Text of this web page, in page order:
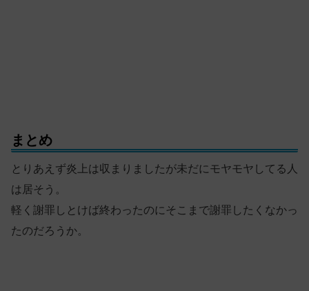
まとめ
とりあえず炎上は収まりましたが未だにモヤモヤしてる人
は居そう。
軽く謝罪しとけば終わったのにそこまで謝罪したくなかっ
たのだろうか。